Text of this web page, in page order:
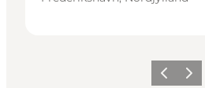
ForrigeNæste